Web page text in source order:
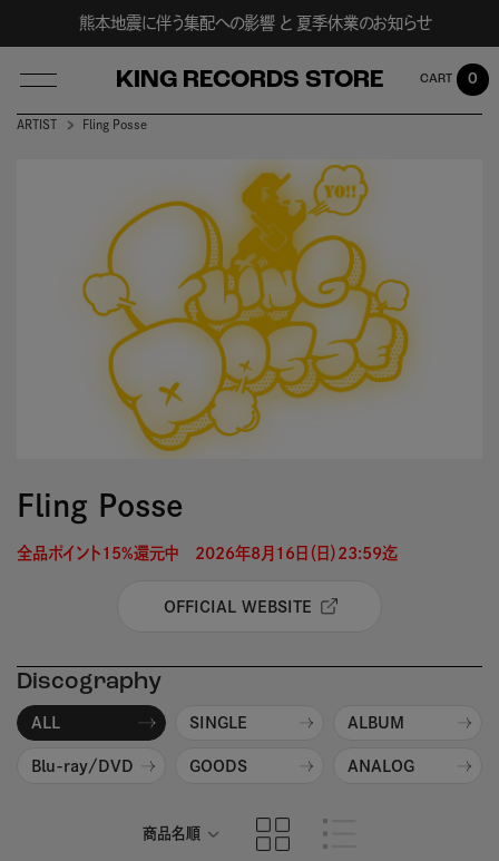
熊本地震に伴う集配への影響 と 夏季休業のお知らせ
KING RECORDS STORE 0
ARTIST Fling Posse
Fling Posse
全品ポイント15%還元中　2026年8月16日（日）23:59迄
OFFICIAL WEBSITE
Discography
ALL SINGLE ALBUM
Blu-ray/DVD GOODS ANALOG
商品名順